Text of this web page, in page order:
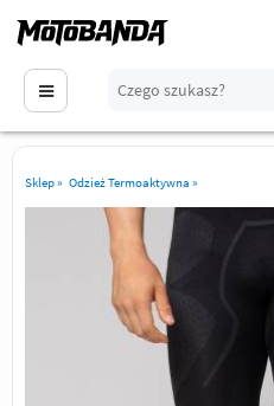
Sklep» Odzież Termoaktywna »